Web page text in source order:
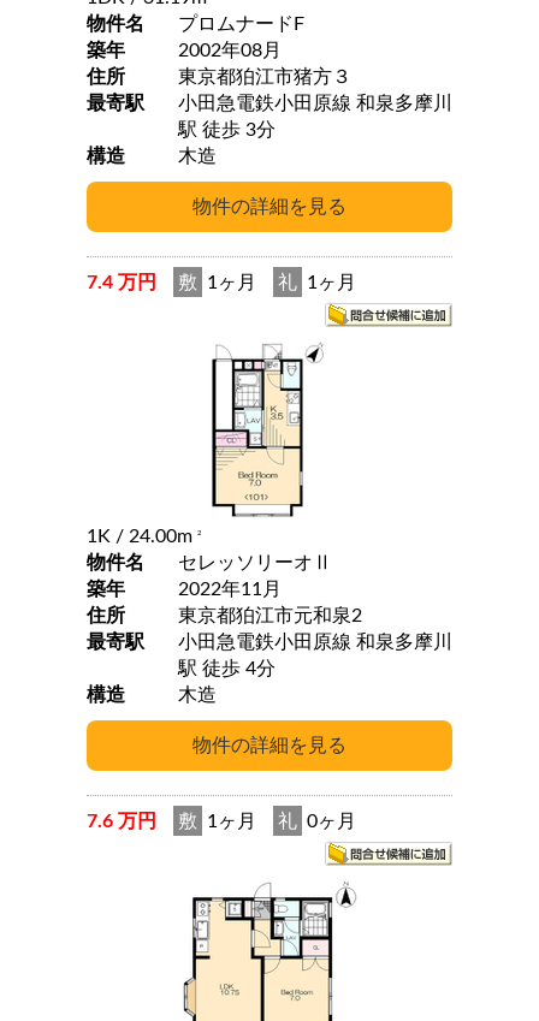
物件名
プロムナードF
築年
2002年08月
住所
東京都狛江市猪方３
最寄駅
小田急電鉄小田原線 和泉多摩川
駅 徒歩 3分
構造
木造
7.4 万円 敷 1ヶ月 礼 1ヶ月
1K / 24.00m 2
物件名
セレッソリーオⅡ
築年
2022年11月
住所
東京都狛江市元和泉2
最寄駅
小田急電鉄小田原線 和泉多摩川
駅 徒歩 4分
構造
木造
7.6 万円 敷 1ヶ月 礼 0ヶ月